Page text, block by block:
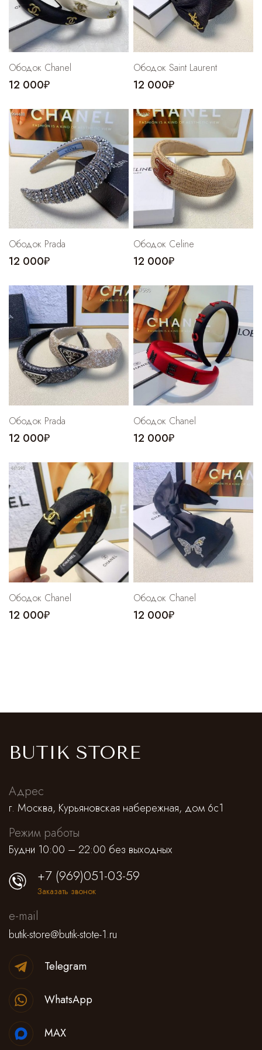
Ободок Chanel
12 000₽
Ободок Saint Laurent
12 000₽
Ободок Prada
12 000₽
Ободок Celine
12 000₽
Ободок Prada
12 000₽
Ободок Chanel
12 000₽
Ободок Chanel
12 000₽
Ободок Chanel
12 000₽
BUTIK STORE
Адрес
г. Москва, Курьяновская набережная, дом 6с1
Режим работы
Будни 10:00 – 22:00 без выходных
+7 (969)051-03-59
Заказать звонок
e-mail
butik-store@butik-stote-1.ru
Telegram
WhatsApp
MAX
Cпортивные брюки
Комбинезоны